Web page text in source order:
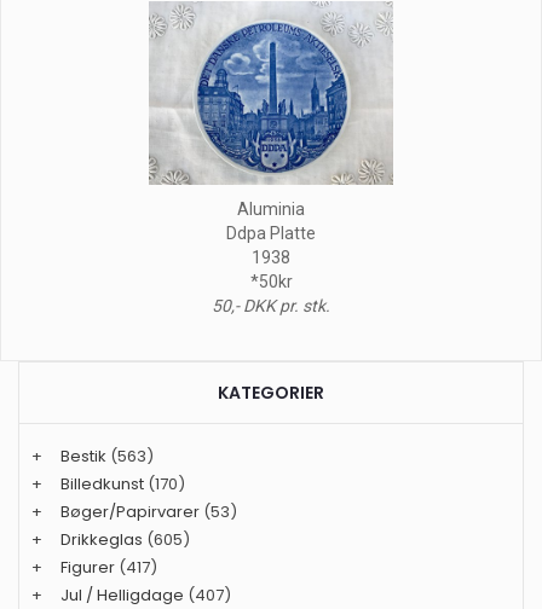
Aluminia
Ddpa Platte
1938
*50kr
50,- DKK pr. stk.
KATEGORIER
+ Bestik (563)
+
Billedkunst (170)
+
Bøger/Papirvarer (53)
+
Drikkeglas (605)
+
Figurer (417)
+
Jul / Helligdage (407)